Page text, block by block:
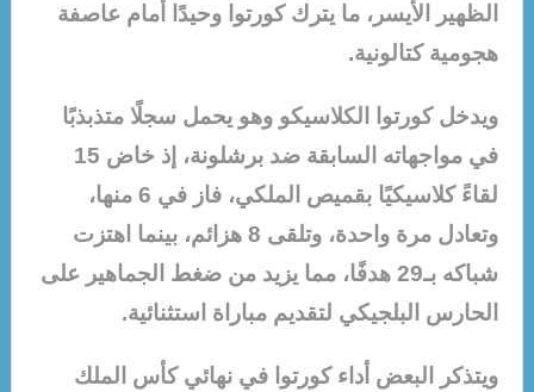
الظهير الأيسر، ما يترك كورتوا وحيدًا أمام عاصفة
هجومية كتالونية.
ويدخل كورتوا الكلاسيكو وهو يحمل سجلًا متذبذبًا
في مواجهاته السابقة ضد برشلونة، إذ خاض 15
لقاءً كلاسيكيًا بقميص الملكي، فاز في 6 منها،
وتعادل مرة واحدة، وتلقى 8 هزائم، بينما اهتزت
شباكه بـ29 هدفًا، مما يزيد من ضغط الجماهير على
الحارس البلجيكي لتقديم مباراة استثنائية.
ويتذكر البعض أداء كورتوا في نهائي كأس الملك